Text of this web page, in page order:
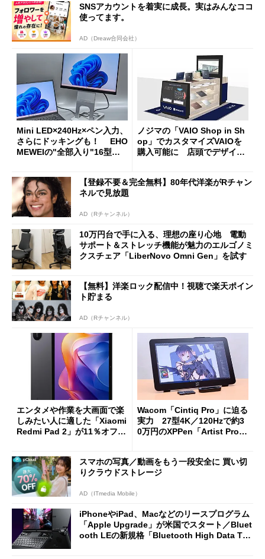
SNSアカウントを着実に成長。実はみんなココ
使ってます。
AD（Dreaw合同会社）
Mini LED×240Hz×ペン入力、
さらにドッキングも！ EHO
MEWEIの"全部入り"16型モ
ノジマの「VAIO Shop in Sh
op」でカスタマイズVAIOを
購入可能に 店頭でデザイン
【登録不要＆完全無料】80年代洋楽がRチャン
ネルで見放題
AD（Rチャンネル）
10万円台で手に入る、理想の座り心地 電動
サポート＆ストレッチ機能が魅力のエルゴノミ
クスチェア「LiberNovo Omni Gen」を試す
【無料】洋楽ロック配信中！視聴で楽天ポイン
ト貯まる
AD（Rチャンネル）
エンタメや作業を大画面で楽
しみたい人に適した「Xiaomi
Redmi Pad 2」が11％オフの
Wacom「Cintiq Pro」に迫る
実力 27型4K／120Hzで約3
0万円のXPPen「Artist Pro 2
スマホの写真／動画をもう一段安全に 買い切
りクラウドストレージ
AD（ITmedia Mobile）
iPhoneやiPad、Macなどのリースプログラム
「Apple Upgrade」が米国でスタート／Bluet
ooth LEの新規格「Bluetooth High Data Thr